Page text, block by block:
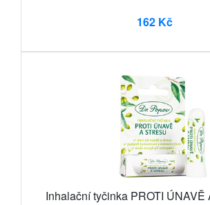
162 Kč
Inhalační tyčinka PROTI ÚNAVĚ